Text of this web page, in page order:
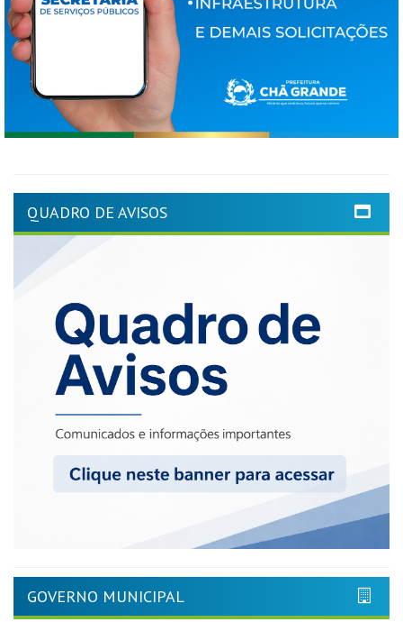
QUADRO DE AVISOS
GOVERNO MUNICIPAL